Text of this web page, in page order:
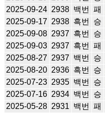
2025-09-24 2938 백번 패
2025-09-17 2938 흑번 승
2025-09-08 2937 흑번 승
2025-09-03 2937 흑번 패
2025-08-27 2937 백번 승
2025-08-20 2936 흑번 승
2025-07-23 2935 백번 승
2025-07-16 2934 백번 승
2025-05-28 2931 백번 패